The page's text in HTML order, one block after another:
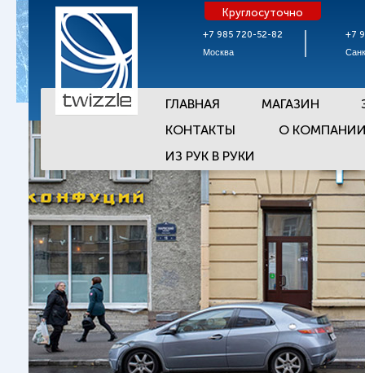
+7 985 720-52-82
Москва
Круглосуточно
+7
ГЛАВНАЯ МАГАЗИН
КОНТАКТЫ
О
ИЗ РУК В РУКИ